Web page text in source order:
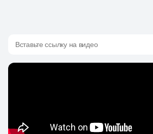
Вставьте ссылку на видео